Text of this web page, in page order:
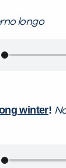
longo
winter!